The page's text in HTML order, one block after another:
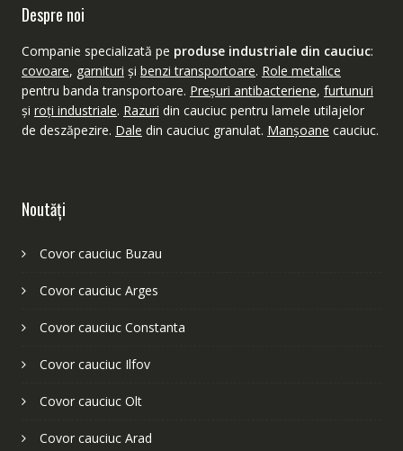
Despre noi
Companie specializată pe produse industriale din cauciuc:
covoare, garnituri şi benzi transportoare. Role metalice
pentru banda transportoare. Preşuri antibacteriene, furtunuri
şi roţi industriale. Razuri din cauciuc pentru lamele utilajelor
de deszăpezire. Dale din cauciuc granulat. Manşoane cauciuc.
Noutăţi
Covor cauciuc Buzau
Covor cauciuc Arges
Covor cauciuc Constanta
Covor cauciuc Ilfov
Covor cauciuc Olt
Covor cauciuc Arad